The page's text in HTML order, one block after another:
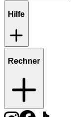
Hilfe
Rechner